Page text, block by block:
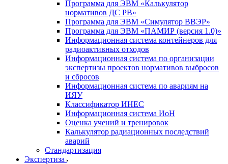
Программа для ЭВМ «Калькулятор
нормативов ДС РВ»
Программа для ЭВМ «Симулятор ВВЭР»
Программа для ЭВМ «ПАМИР (версия 1.0)»
Информационная система контейнеров для
радиоактивных отходов
Информационная система по организации
экспертизы проектов нормативов выбросов
и сбросов
Информационная система по авариям на
ИЯУ
Классификатор ИНЕС
Информационная система ИоН
Оценка учений и тренировок
Калькулятор радиационных последствий
аварий
Стандартизация
Экспертиза